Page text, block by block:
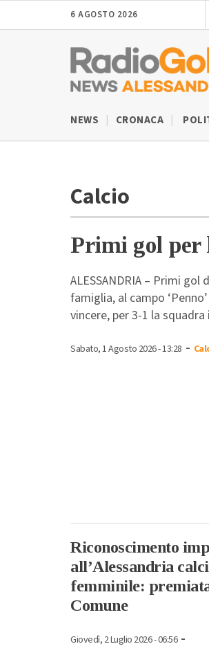
6 AGOSTO 2026
NEWS CRONACA
Calcio
Primi gol per
ALESSANDRIA – Primi gol
famiglia, al campo
vincere, per 3-1 la
Sabato, 1 Agosto 2026 - 13:28 -
Riconoscimento
all’Alessandria
femminile:
Comune
Giovedì, 2 Luglio 2026 - 06:56-